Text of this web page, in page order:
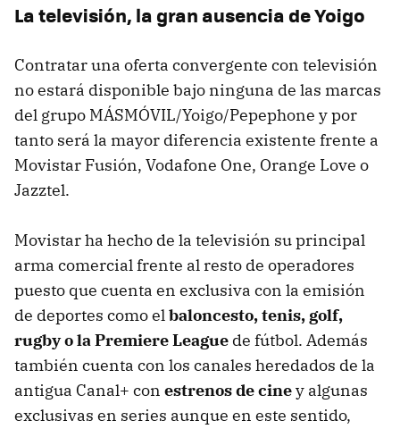
La televisión, la gran ausencia de Yoigo
Contratar una oferta convergente con televisión
no estará disponible bajo ninguna de las marcas
del grupo MÁSMÓVIL/Yoigo/Pepephone y por
tanto será la mayor diferencia existente frente a
Movistar Fusión, Vodafone One, Orange Love o
Jazztel.
Movistar ha hecho de la televisión su principal
arma comercial frente al resto de operadores
puesto que cuenta en exclusiva con la emisión
de deportes como elbaloncesto, tenis, golf,
rugby o la Premiere League de fútbol. Además
también cuenta con los canales heredados de la
antigua Canal+ con estrenos de ciney algunas
exclusivas en series aunque en este sentido,